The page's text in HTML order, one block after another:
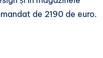
de 2190 de euro.